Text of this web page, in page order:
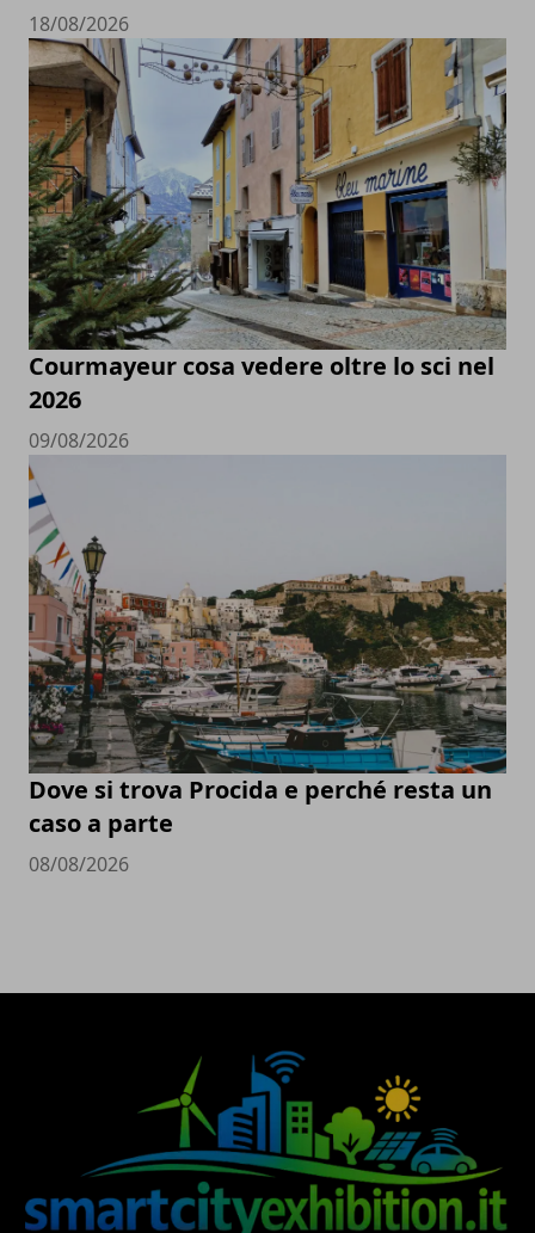
18/08/2026
Courmayeur cosa vedere oltre lo sci nel
2026
09/08/2026
Dove si trova Procida e perché resta un
caso a parte
08/08/2026